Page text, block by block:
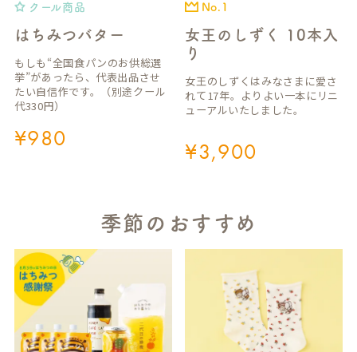
はちみつバター
クール商品
¥980
もしも“全国食パンのお供総選
挙”があったら、代表出品させ
たい自信作です。（別途クール
代330円）
女王のしずく 10本入
り
No.1
¥3,900
女王のしずくはみなさまに愛さ
れて17年。よりよい一本にリニ
ューアルいたしました。
季節のおすすめ